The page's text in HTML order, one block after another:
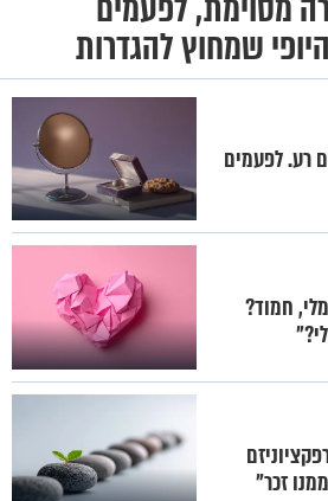
שמחוץ להגדרות
רע. לפעמים
חמוד?
זכר"